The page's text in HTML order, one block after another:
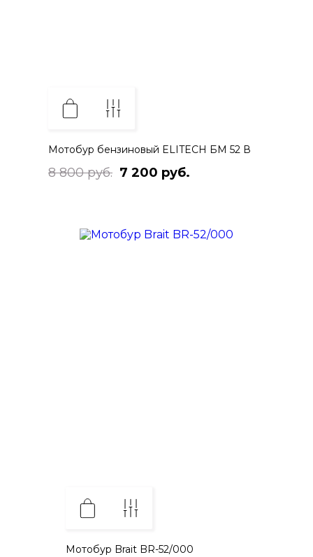
Мотобур бензиновый ELITECH БМ 52 В
8 800 руб. 7 200 руб.
Мотобур Brait BR-52/000